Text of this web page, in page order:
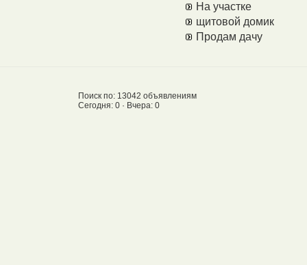
На участке
щитовой домик
Продам дачу
Поиск по: 13042 объявлениям
Сегодня: 0 · Вчера: 0